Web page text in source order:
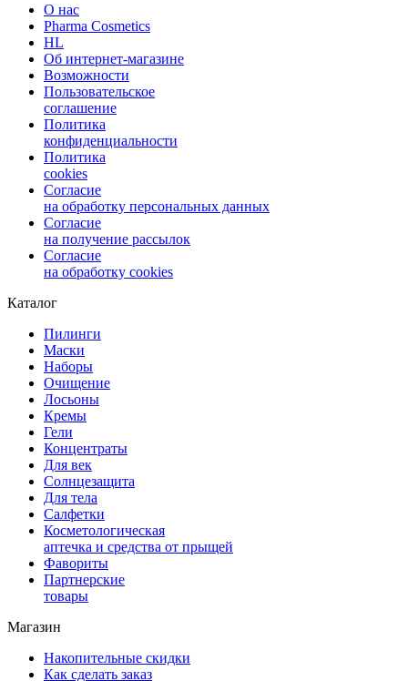
О нас
Pharma Cosmetics
HL
Об интернет-магазине
Возможности
Пользовательское
соглашение
Политика
конфиденциальности
Политика
cookies
Согласие
на обработку персональных данных
Согласие
на получение рассылок
Согласие
на обработку cookies
Каталог
Пилинги
Маски
Наборы
Очищение
Лосьоны
Кремы
Гели
Концентраты
Для век
Солнцезащита
Для тела
Салфетки
Косметологическая
аптечка и средства от прыщей
Фавориты
Партнерские
товары
Магазин
Накопительные скидки
Как сделать заказ